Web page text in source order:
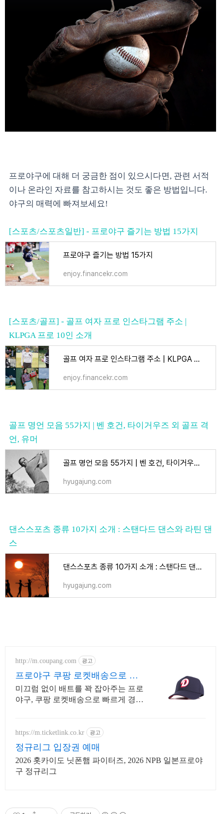
프로야구에 대해 더 궁금한 점이 있으시다면, 관련 서적
이나 온라인 자료를 참고하시는 것도 좋은 방법입니다.
야구의 매력에 빠져보세요!
[스포츠/스포츠일반] - 프로야구 즐기는 방법 15가지
프로야구 즐기는 방법 15가지
enjoy.financekr.com
[스포츠/골프] - 골프 여자 프로 인스타그램 주소 |
KLPGA 프로 10인 소개
골프 여자 프로 인스타그램 주소 | KLPGA 프로 10인 소개
enjoy.financekr.com
골프 명언 모음 55가지 | 벤 호건, 타이거우즈 외 골프 격
언, 유머
골프 명언 모음 55가지 | 벤 호건, 타이거우즈 외 골프 격언, 유머 - 골프
hyugajung.com
댄스스포츠 종류 10가지 소개 : 스탠다드 댄스와 라틴 댄
스
댄스스포츠 종류 10가지 소개 : 스탠다드 댄스와 라틴 댄스 - 댄스스포츠
hyugajung.com
http://m.coupang.com 광고
프로야구 쿠팡 로켓배송으로 바
로 만나요
미끄럼 없이 배트를 꽉 잡아주는 프로
야구, 쿠팡 로켓배송으로 빠르게 경험
세요.
https://m.ticketlink.co.kr 광고
정규리그 입장권 예매
2026 홋카이도 닛폰햄 파이터즈, 2026 NPB 일본프로야
구 정규리그